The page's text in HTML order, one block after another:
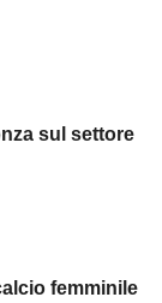
sul settore
femminile